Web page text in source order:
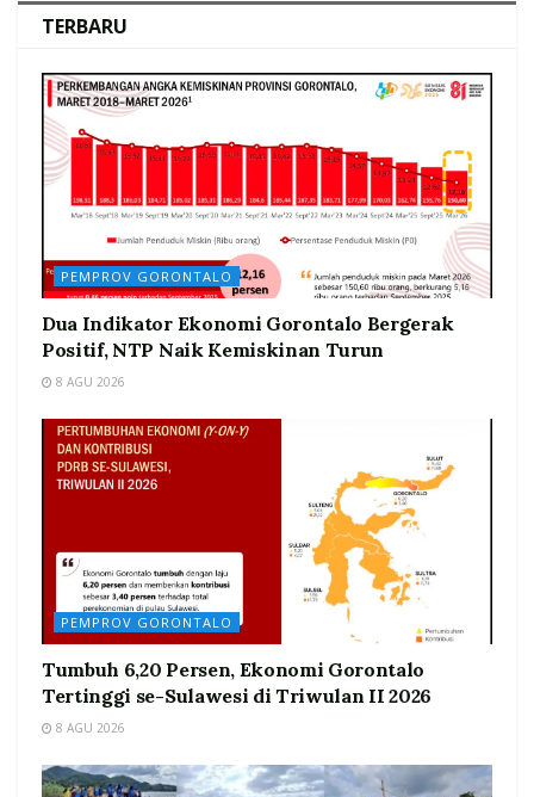
TERBARU
PEMPROV GORONTALO
Dua Indikator Ekonomi Gorontalo Bergerak
Positif, NTP Naik Kemiskinan Turun
8 AGU 2026
PEMPROV GORONTALO
Tumbuh 6,20 Persen, Ekonomi Gorontalo
Tertinggi se-Sulawesi di Triwulan II 2026
8 AGU 2026